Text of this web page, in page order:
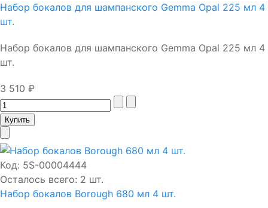
Набор бокалов для шампанского Gemma Opal 225 мл 4
шт.
Набор бокалов для шампанского Gemma Opal 225 мл 4
шт.
3 510 ₽
Код: 5S-00004444
Осталось всего: 2 шт.
Набор бокалов Borough 680 мл 4 шт.